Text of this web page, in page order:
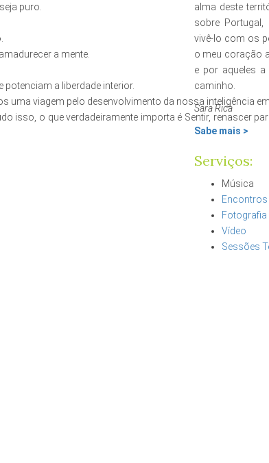
puro.
a mente.
a liberdade interior.
uma viagem pelo desenvolvimento da nossa inteligência
isso, o que verdadeiramente importa é Sentir, renascer
alma deste
sobre
vivê-lo com os
o meu coração
e por aqueles
caminho.
Sara Rica
Sabe mais >
Serviços:
Música
Encontros
Fotografia
Vídeo
Sessões